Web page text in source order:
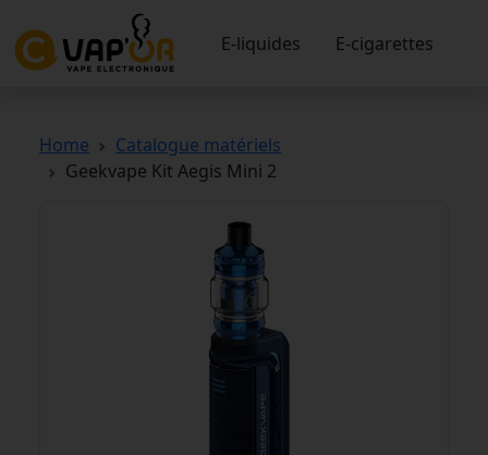
E-liquides E-cigarettes
Home
Catalogue matériels
Geekvape Kit Aegis Mini 2